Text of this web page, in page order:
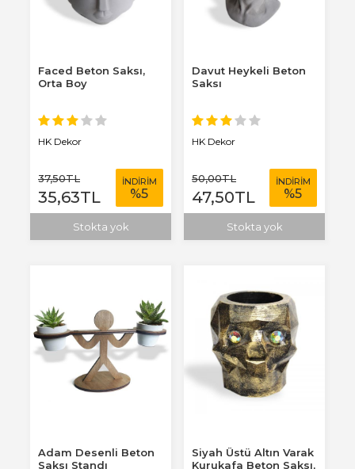
Faced Beton Saksı,
Orta Boy
HK Dekor
37,50TL
35,63TL
İNDİRİM
%5
Stokta yok
Davut Heykeli Beton
Saksı
HK Dekor
50,00TL
47,50TL
İNDİRİM
%5
Stokta yok
Adam Desenli Beton
Saksı Standı
Siyah Üstü Altın Varak
Kurukafa Beton Saksı,